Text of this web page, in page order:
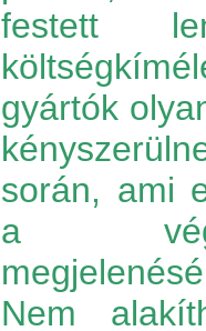
festett
gyártók
során, ami
a
Nem